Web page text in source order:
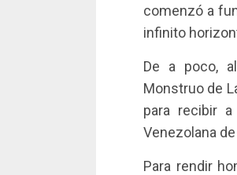
comenzó a
infinito
De a poco,
Monstruo de
para recibir
Venezolana
Para rendir